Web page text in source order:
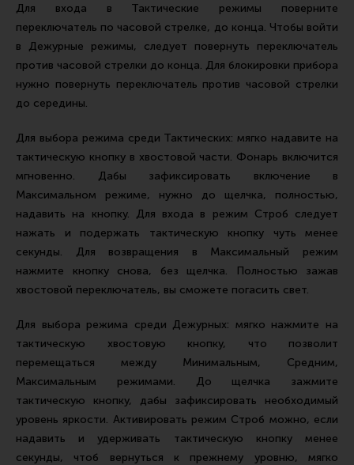
Для входа в Тактические режимы поверните
переключатель по часовой стрелке, до конца. Чтобы войти
в Дежурные режимы, следует повернуть переключатель
против часовой стрелки до конца. Для блокировки прибора
нужно повернуть переключатель против часовой стрелки
до середины.
Для выбора режима среди Тактических: мягко надавите на
тактическую кнопку в хвостовой части. Фонарь включится
мгновенно. Дабы зафиксировать включение в
Максимальном режиме, нужно до щелчка, полностью,
надавить на кнопку. Для входа в режим Строб следует
нажать и подержать тактическую кнопку чуть менее
секунды. Для возвращения в Максимальный режим
нажмите кнопку снова, без щелчка. Полностью зажав
хвостовой переключатель, вы сможете погасить свет.
Для выбора режима среди Дежурных: мягко нажмите на
тактическую хвостовую кнопку, что позволит
перемещаться между Минимальным, Средним,
Максимальным режимами. До щелчка зажмите
тактическую кнопку, дабы зафиксировать необходимый
уровень яркости. Активировать режим Строб можно, если
надавить и удерживать тактическую кнопку менее
секунды, чтоб вернуться к прежнему уровню, мягко